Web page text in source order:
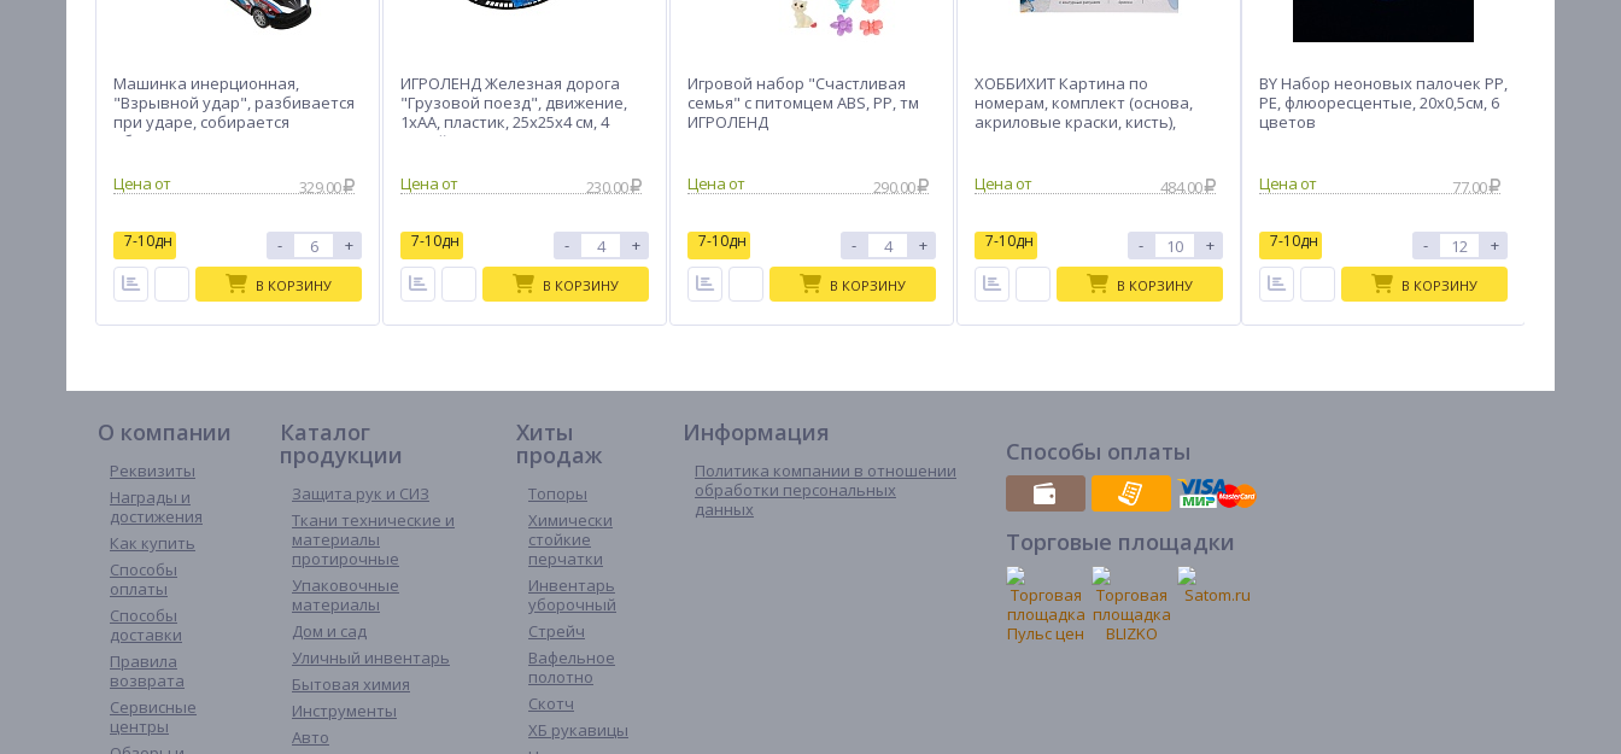
Машинка инерционная,
"Взрывной удар", разбивается
при ударе, собирается
обратно, тм ИГРОЛЕНД, ABS
329.00
7-10дн - +
В КОРЗИНУ
ИГРОЛЕНД Железная дорога
"Грузовой поезд", движение,
1хАА, пластик, 25х25х4 см, 4
дизайна
230.00
7-10дн - +
В КОРЗИНУ
Игровой набор "Счастливая
семья" с питомцем ABS, PP, тм
ИГРОЛЕНД
290.00
7-10дн - +
В КОРЗИНУ
ХОББИХИТ Картина по
номерам, комплект (основа,
акриловые краски, кисть),
484.00
7-10дн - +
В КОРЗИНУ
BY Набор неоновых палочек PP,
PE, флюоресцентые, 20х0,5см, 6
цветов
77.00
7-10дн - +
В КОРЗИНУ
О компании
Реквизиты
Награды и
достижения
Как купить
Способы
оплаты
Способы
доставки
Правила
возврата
Сервисные
центры
Каталог
продукции
Защита рук и СИЗ
Ткани технические и
материалы
протирочные
Упаковочные
материалы
Дом и сад
Уличный инвентарь
Бытовая химия
Инструменты
Авто
Хиты
продаж
Топоры
Химически
стойкие
перчатки
Инвентарь
уборочный
Стрейч
Вафельное
полотно
Скотч
ХБ рукавицы
Информация
Политика компании в отношении
обработки персональных
данных
Способы оплаты
Торговые площадки